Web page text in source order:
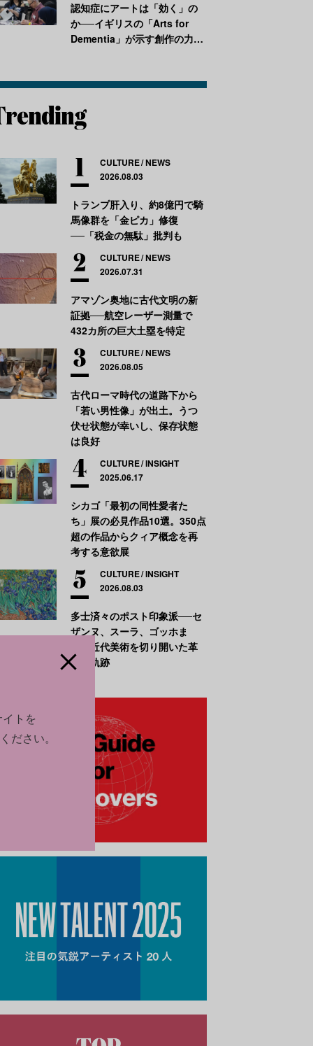
認知症にアートは「効く」の
か──イギリスの「Arts for
Dementia」が示す創作の力
CULTURE NEWS
2026.08.03
トランプ肝入り、約8億円で騎
馬像群を「金ピカ」修復
──「税金の無駄」批判も
CULTURE NEWS
2026.07.31
アマゾン奥地に古代文明の新
証拠──航空レーザー測量で
432カ所の巨大土塁を特定
CULTURE NEWS
2026.08.05
古代ローマ時代の道路下から
「若い男性像」が出土。うつ
伏せ状態が幸いし、保存状態
は良好
CULTURE INSIGHT
2025.06.17
シカゴ「最初の同性愛者た
ち」展の必見作品10選。350点
超の作品からクィア概念を再
考する意欲展
CULTURE INSIGHT
2026.08.03
多士済々のポスト印象派──セ
ザンヌ、スーラ、ゴッホま
で、近代美術を切り開いた革
新の軌跡
トを
ださい。